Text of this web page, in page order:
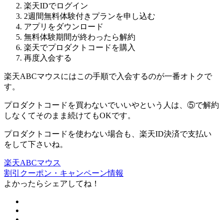
楽天IDでログイン
2週間無料体験付きプランを申し込む
アプリをダウンロード
無料体験期間が終わったら解約
楽天でプロダクトコードを購入
再度入会する
楽天ABCマウスにはこの手順で入会するのが一番オトクで
す。
プロダクトコードを買わないでいいやという人は、⑤で解約
しなくてそのまま続けてもOKです。
プロダクトコードを使わない場合も、楽天ID決済で支払い
をして下さいね。
楽天ABCマウス
割引クーポン・キャンペーン情報
よかったらシェアしてね！